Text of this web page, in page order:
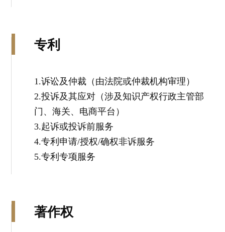
专利
1.诉讼及仲裁（由法院或仲裁机构审理）
2.投诉及其应对（涉及知识产权行政主管部
门、海关、电商平台）
3.起诉或投诉前服务
4.专利申请/授权/确权非诉服务
5.专利专项服务
著作权